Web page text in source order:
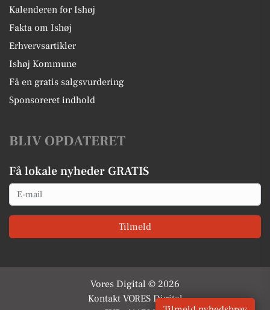
Kalenderen for Ishøj
Fakta om Ishøj
Erhvervsartikler
Ishøj Kommune
Få en gratis salgsvurdering
Sponsoreret indhold
BLIV OPDATERET
Få lokale nyheder GRATIS
Email
Tilmeld
Vores Digital © 2026
Kontakt VORES Digital